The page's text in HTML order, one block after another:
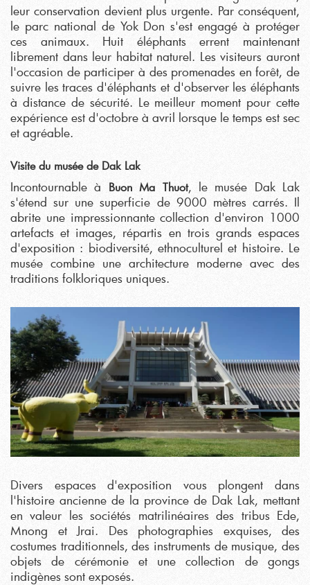
leur conservation devient plus urgente. Par conséquent,
le parc national de Yok Don s'est engagé à protéger
ces animaux. Huit éléphants errent maintenant
librement dans leur habitat naturel. Les visiteurs auront
l'occasion de participer à des promenades en forêt, de
suivre les traces d'éléphants et d'observer les éléphants
à distance de sécurité. Le meilleur moment pour cette
expérience est d'octobre à avril lorsque le temps est sec
et agréable.
Visite du musée de Dak Lak
Incontournable à Buon Ma Thuot, le musée Dak Lak
s'étend sur une superficie de 9000 mètres carrés. Il
abrite une impressionnante collection d'environ 1000
artefacts et images, répartis en trois grands espaces
d'exposition : biodiversité, ethnoculturel et histoire. Le
musée combine une architecture moderne avec des
traditions folkloriques uniques.
Divers espaces d'exposition vous plongent dans
l'histoire ancienne de la province de Dak Lak, mettant
en valeur les sociétés matrilinéaires des tribus Ede,
Mnong et Jrai. Des photographies exquises, des
costumes traditionnels, des instruments de musique, des
objets de cérémonie et une collection de gongs
indigènes sont exposés.